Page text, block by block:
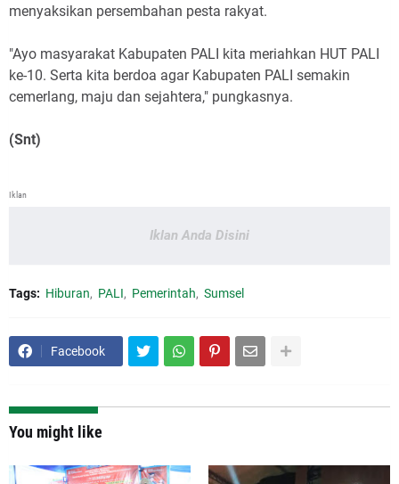
menyaksikan persembahan pesta rakyat.
"Ayo masyarakat Kabupaten PALI kita meriahkan HUT PALI
ke-10. Serta kita berdoa agar Kabupaten PALI semakin
cemerlang, maju dan sejahtera," pungkasnya.
(Snt)
Iklan
Iklan Anda Disini
Tags: Hiburan PALI Pemerintah Sumsel
Facebook
You might like